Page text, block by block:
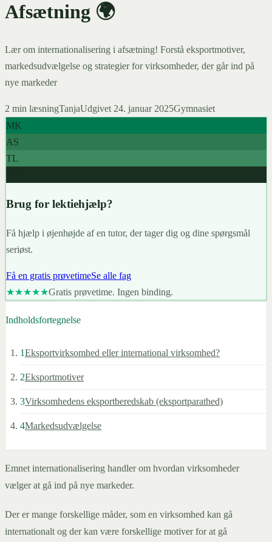
Afsætning 🌍
Lær om internationalisering i afsætning! Forstå eksportmotiver,
markedsudvælgelse og strategier for virksomheder, der går ind på
nye markeder
2 min læsningTanjaUdgivet 24. januar 2025Gymnasiet
MK
AS
TL
Brug for lektiehjælp?
Få hjælp i øjenhøjde af en tutor, der tager dig og dine spørgsmål
seriøst.
Få en gratis prøvetimeSe alle fag
★★★★★Gratis prøvetime. Ingen binding.
Indholdsfortegnelse
1Eksportvirksomhed eller international virksomhed?
2Eksportmotiver
3Virksomhedens eksportberedskab (eksportparathed)
4Markedsudvælgelse
Emnet internationalisering handler om hvordan virksomheder
vælger at gå ind på nye markeder.
Der er mange forskellige måder, som en virksomhed kan gå
internationalt og der kan være forskellige motiver for at gå